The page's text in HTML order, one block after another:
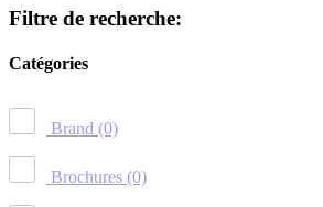
Filtre de recherche:
Catégories
Brand (0)
Brochures (0)